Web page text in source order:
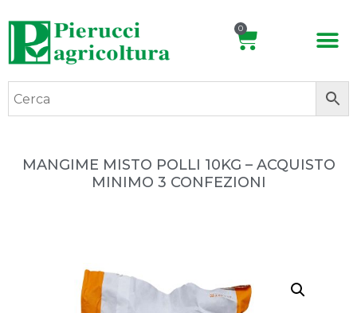
0
MANGIME MISTO POLLI 10KG – ACQUISTO
MINIMO 3 CONFEZIONI